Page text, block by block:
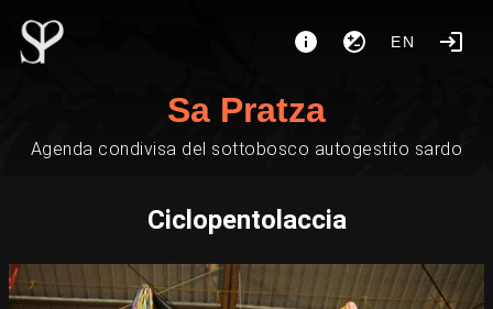
EN
Sa Pratza
Agenda condivisa del sottobosco autogestito sardo
Ciclopentolaccia